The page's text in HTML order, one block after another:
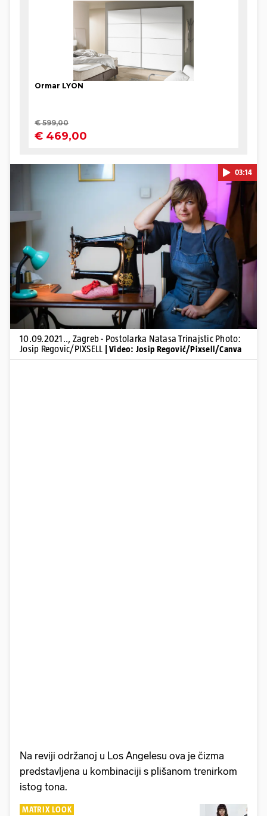
Pokretanje videa...
03:14
10.09.2021.., Zagreb - Postolarka Natasa Trinajstic Photo:
Josip Regovic/PIXSELL
| Video: Josip Regović/Pixsell/Canva
Na reviji održanoj u Los Angelesu ova je čizma
predstavljena u kombinaciji s plišanom trenirkom
istog tona.
MATRIX LOOK